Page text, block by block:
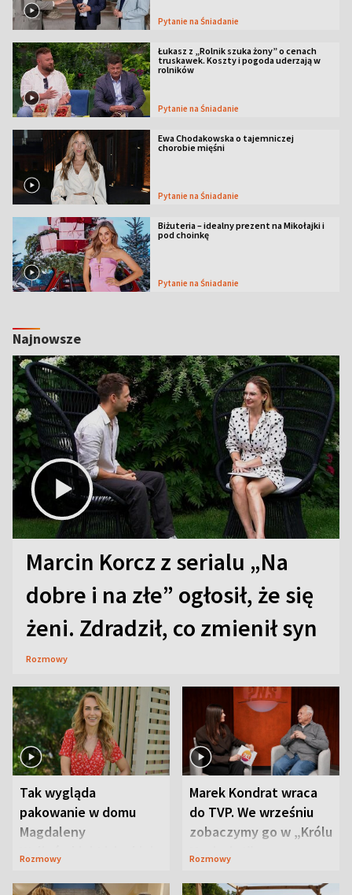
Pytanie na Śniadanie
Łukasz z „Rolnik szuka żony” o cenach
truskawek. Koszty i pogoda uderzają w
rolników
Pytanie na Śniadanie
Ewa Chodakowska o tajemniczej
chorobie mięśni
Pytanie na Śniadanie
Biżuteria – idealny prezent na Mikołajki i
pod choinkę
Pytanie na Śniadanie
Najnowsze
Marcin Korcz z serialu „Na
dobre i na złe” ogłosił, że się
żeni. Zdradził, co zmienił syn
Rozmowy
Tak wygląda
pakowanie w domu
Magdaleny
Waligórskiej-Lisieckiej.
Rozmowy
Marek Kondrat wraca
do TVP. We wrześniu
zobaczymy go w „Królu
Maciusiu I”
Rozmowy